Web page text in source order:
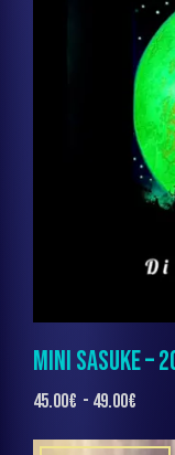
MINI SASUKE –
45.00€ - 49.00€